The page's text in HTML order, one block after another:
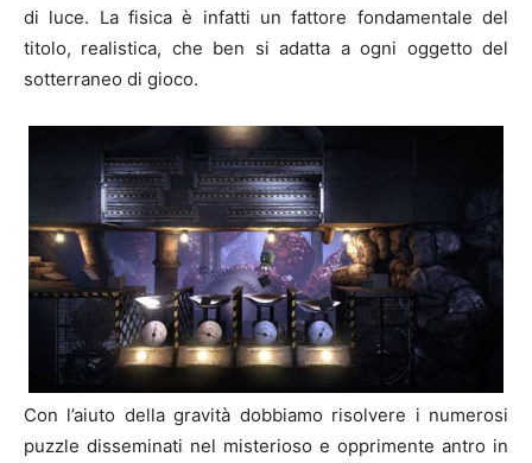
di luce. La fisica è infatti un fattore fondamentale del
titolo, realistica, che ben si adatta a ogni oggetto del
sotterraneo di gioco.
Con l’aiuto della gravità dobbiamo risolvere i numerosi
puzzle disseminati nel misterioso e opprimente antro in